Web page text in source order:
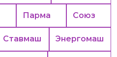
Парма Союз
Ставмаш Энергомаш